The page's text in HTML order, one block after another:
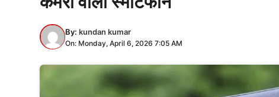
By: kundan kumar
On: Monday, April 6, 2026 7:05 AM